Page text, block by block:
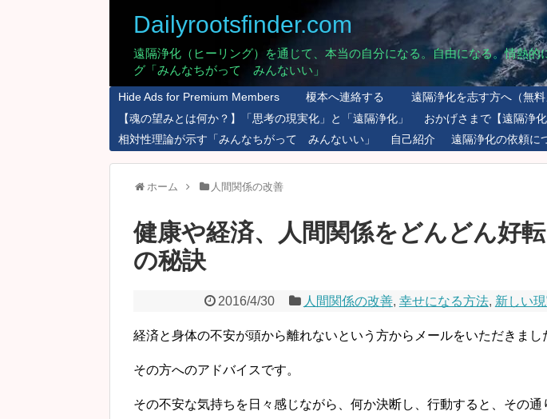
Dailyrootsfinder.com
遠隔浄化（ヒーリング）を通じて、本当の自分になる。自由になる。情熱
グ「みんなちがって みんないい」
Hide Ads for Premium Members 榎本へ連絡する 遠隔浄化を志す方へ（無料
【魂の望みとは何か？】「思考の現実化」と「遠隔浄化」
おかげさまで【遠隔浄
相対性理論が示す「みんなちがって みんないい」
自己紹介 遠隔浄化の依頼に
ホーム 人間関係の改善
健康や経済、人間関係をどんどん好
の秘訣
2016/4/30 人間関係の改善, 幸せになる方法, 新しい
経済と身体の不安が頭から離れないという方からメールをいただきまし
その方へのアドバイスです。
その不安な気持ちを日々感じながら、何か決断し、行動すると、その通